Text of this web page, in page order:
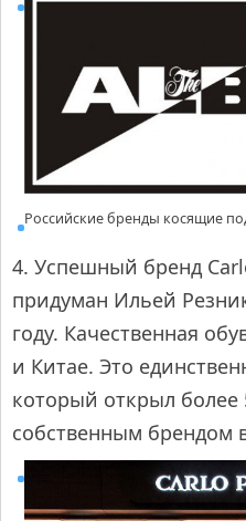
Российские бренды косящие
4. Успешный бренд
придуман Ильей
году. Качественная
и Китае. Это
который открыл более
собственным брендом